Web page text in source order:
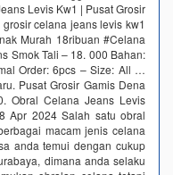
Levis Kw1 | Pusat Grosir
celana jeans levis kw1
Murah 18ribuan #Celana
Smok Tali – 18. 000 Bahan:
Order: 6pcs – Size: All …
Pusat Grosir Gamis Dena
Obral Celana Jeans Levis
Apr 2024 Salah satu obral
macam jenis celana
anda temui dengan cukup
dimana anda selaku